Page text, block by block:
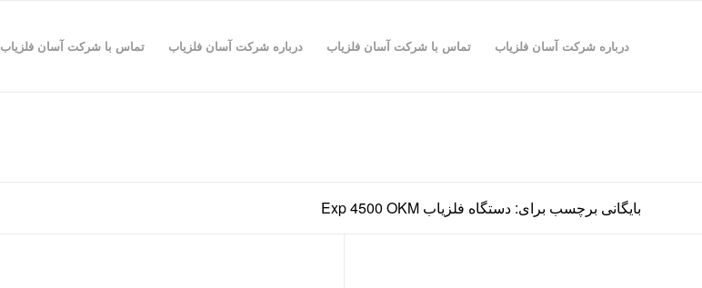
درباره شرکت آسان فلزیاب تماس با شرکت آسان فلزیاب درباره شرکت آسان فلزیاب تماس با شرکت آسان فلزیاب
بایگانی برچسب برای: دستگاه فلزیاب Exp 4500 OKM